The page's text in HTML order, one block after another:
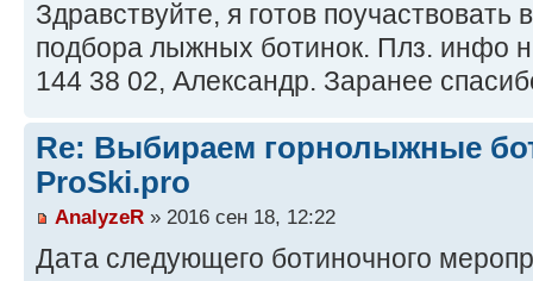
Здравствуйте, я готов
подбора лыжных ботинок. Плз. инфо
144 38 02, Александр. Заранее
Re: Выбираем горнолыжные
ProSki.pro
AnalyzeR » 2016 сен 18, 12:22
Дата следующего ботиночного